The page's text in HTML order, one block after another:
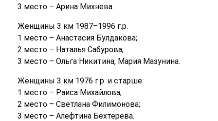
3 место – Арина Михнева.
Женщины 3 км 1987–1996 г.р.
1 место – Анастасия Булдакова;
2 место – Наталья Сабурова;
3 место – Ольга Никитина, Мария Мазунина.
Женщины 3 км 1976 г.р. и старше:
1 место – Раиса Михайлова;
2 место – Светлана Филимонова;
3 место – Алефтина Бехтерева.